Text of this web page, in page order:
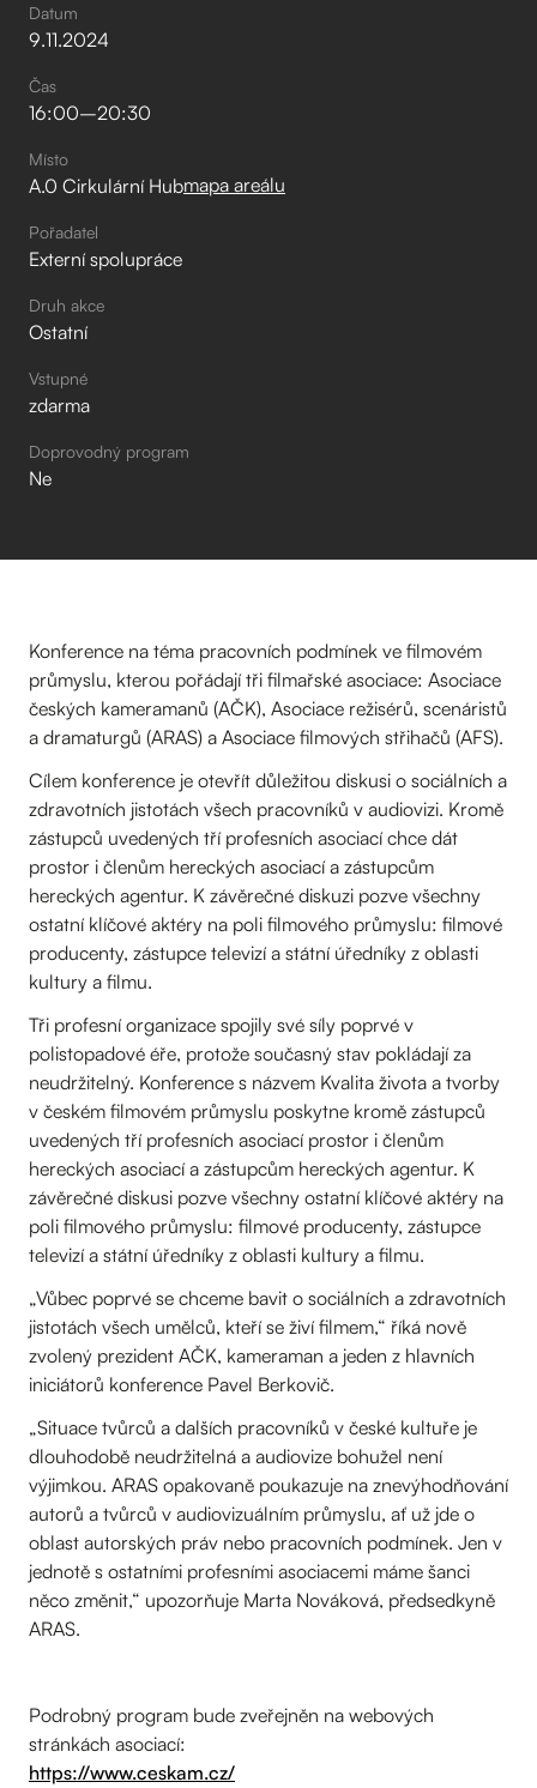
Datum
9.11.2024
Čas
16:00–⁠20:30
Místo
A.0 Cirkulární Hubmapa areálu
Pořadatel
Externí spolupráce
Druh akce
Ostatní
Vstupné
zdarma
Doprovodný program
Ne
Konference na téma pracovních podmínek ve filmovém
průmyslu, kterou pořádají tři filmařské asociace: Asociace
českých kameramanů (AČK), Asociace režisérů, scenáristů
a dramaturgů (ARAS) a Asociace filmových střihačů (AFS).
Cílem konference je otevřít důležitou diskusi o sociálních a
zdravotních jistotách všech pracovníků v audiovizi. Kromě
zástupců uvedených tří profesních asociací chce dát
prostor i členům hereckých asociací a zástupcům
hereckých agentur. K závěrečné diskuzi pozve všechny
ostatní klíčové aktéry na poli filmového průmyslu: filmové
producenty, zástupce televizí a státní úředníky z oblasti
kultury a filmu.
Tři profesní organizace spojily své síly poprvé v
polistopadové éře, protože současný stav pokládají za
neudržitelný. Konference s názvem Kvalita života a tvorby
v českém filmovém průmyslu poskytne kromě zástupců
uvedených tří profesních asociací prostor i členům
hereckých asociací a zástupcům hereckých agentur. K
závěrečné diskusi pozve všechny ostatní klíčové aktéry na
poli filmového průmyslu: filmové producenty, zástupce
televizí a státní úředníky z oblasti kultury a filmu.
„Vůbec poprvé se chceme bavit o sociálních a zdravotních
jistotách všech umělců, kteří se živí filmem,“ říká nově
zvolený prezident AČK, kameraman a jeden z hlavních
iniciátorů konference Pavel Berkovič.
„Situace tvůrců a dalších pracovníků v české kultuře je
dlouhodobě neudržitelná a audiovize bohužel není
výjimkou. ARAS opakovaně poukazuje na znevýhodňování
autorů a tvůrců v audiovizuálním průmyslu, ať už jde o
oblast autorských práv nebo pracovních podmínek. Jen v
jednotě s ostatními profesními asociacemi máme šanci
něco změnit,“ upozorňuje Marta Nováková, předsedkyně
ARAS.
Podrobný program bude zveřejněn na webových
stránkách asociací:
https://www.ceskam.cz/